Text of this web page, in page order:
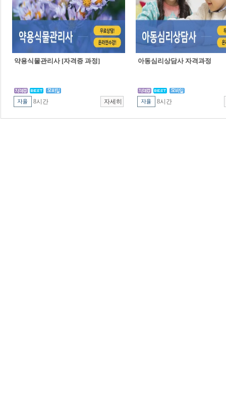
약용식물관리사 [자격증 과정]
8시간
아동심리상담사 자격과정
8시간